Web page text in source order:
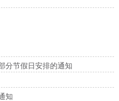
分节假日安排的通知
知